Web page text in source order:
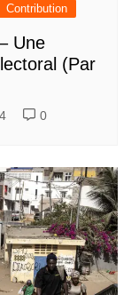
Contribution
Une
(Par
0